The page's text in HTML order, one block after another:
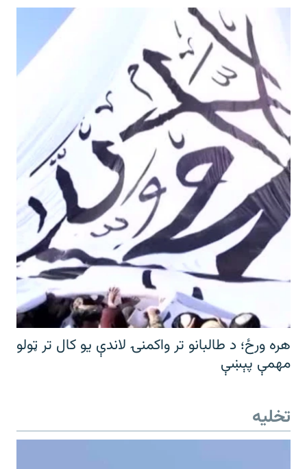
هره ورځ؛ د طالبانو تر واکمنۍ لاندې یو کال تر ټولو
مهمې پېښې
تخلیه